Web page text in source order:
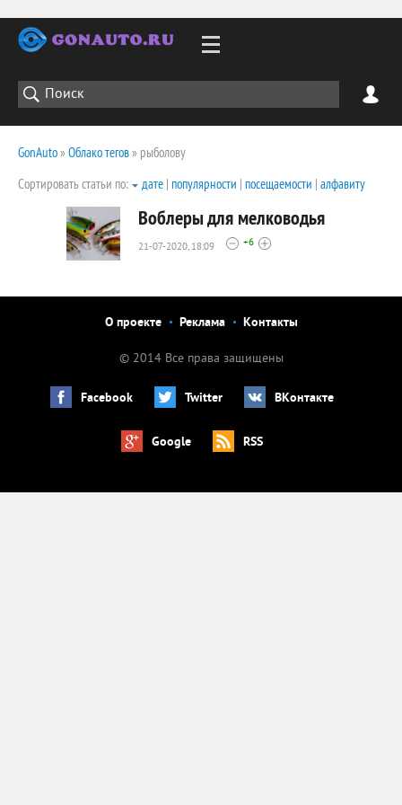
GonAuto» Облако тегов» рыболову
Сортировать статьи по:
дате | популярности | посещаемости | алфавиту
Воблеры для мелководья
21-07-2020, 18:09 +6
О проекте Реклама Контакты
© 2014 Все права защищены
Facebook Twitter ВКонтакте
Google RSS